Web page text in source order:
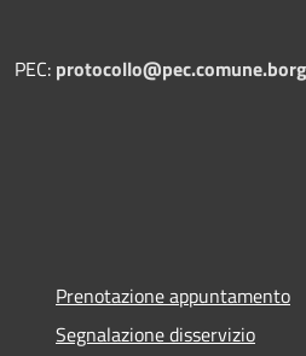
PEC:
Prenotazione appuntamento
Segnalazione disservizio